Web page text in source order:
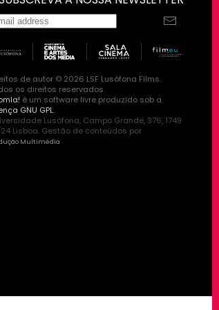
de autor © 2026 LSF Lusófona Films.
os direitos reservados.
é um software livre produzido sob a
GNU GPL.
Lusófona, Campo Grande, 376, 1749
Lisboa. Gestão de conteúdos por
Multimédia